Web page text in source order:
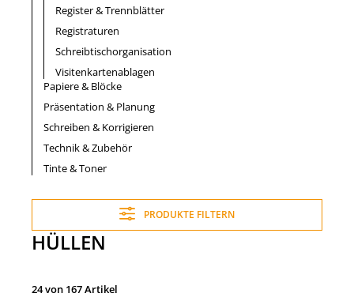
Register & Trennblätter
Registraturen
Schreibtischorganisation
Visitenkartenablagen
Papiere & Blöcke
Präsentation & Planung
Schreiben & Korrigieren
Technik & Zubehör
Tinte & Toner
PRODUKTE FILTERN
HÜLLEN
24 von 167 Artikel